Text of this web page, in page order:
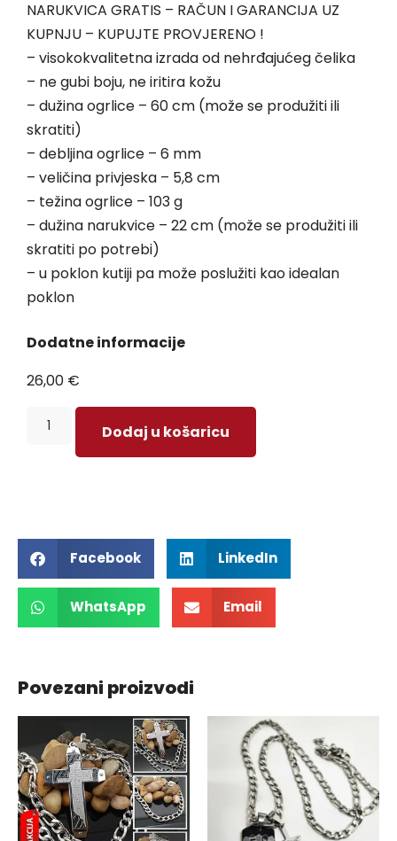
NARUKVICA GRATIS – RAČUN I GARANCIJA UZ
KUPNJU – KUPUJTE PROVJERENO !
– visokokvalitetna izrada od nehrđajućeg čelika
– ne gubi boju, ne iritira kožu
– dužina ogrlice – 60 cm (može se produžiti ili
skratiti)
– debljina ogrlice – 6 mm
– veličina privjeska – 5,8 cm
– težina ogrlice – 103 g
– dužina narukvice – 22 cm (može se produžiti ili
skratiti po potrebi)
– u poklon kutiji pa može poslužiti kao idealan
poklon
Dodatne informacije
26,00 €
Dodaj u košaricu
Facebook LinkedIn
WhatsApp Email
Povezani proizvodi